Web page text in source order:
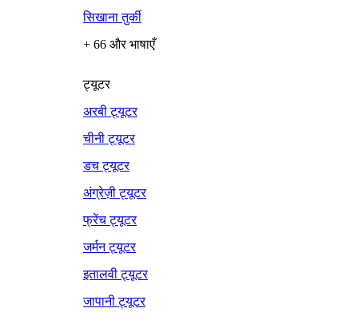
सिखाना तुर्की
+ 66 और भाषाएँ
ट्यूटर
अरबी ट्यूटर
चीनी ट्यूटर
डच ट्यूटर
अंग्रेज़ी ट्यूटर
फ्रेंच ट्यूटर
जर्मन ट्यूटर
इतालवी ट्यूटर
जापानी ट्यूटर